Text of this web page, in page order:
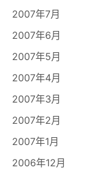
2007年7月
2007年6月
2007年5月
2007年4月
2007年3月
2007年2月
2007年1月
2006年12月